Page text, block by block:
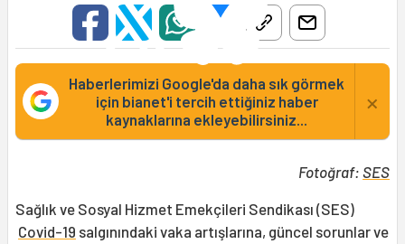
Haberlerimizi Google'da daha sık görmek
için bianet'i tercih ettiğiniz haber
kaynaklarına ekleyebilirsiniz...
×
Fotoğraf: SES
Sağlık ve Sosyal Hizmet Emekçileri Sendikası (SES)
Covid-19 salgınındaki vaka artışlarına, güncel sorunlar ve